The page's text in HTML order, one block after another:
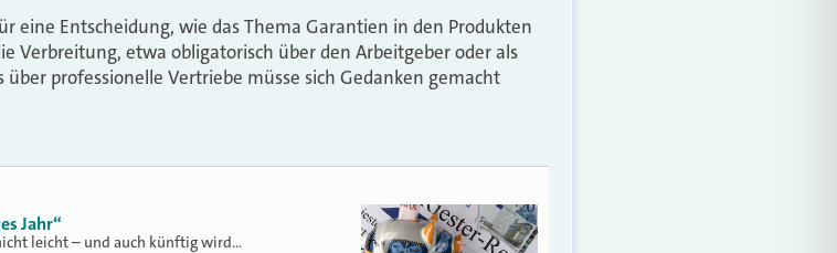
eine Entscheidung, wie das Thema Garantien in den Produkten
Verbreitung, etwa obligatorisch über den Arbeitgeber oder als
professionelle Vertriebe müsse sich Gedanken gemacht
Jahr“
leicht – und auch künftig wird…